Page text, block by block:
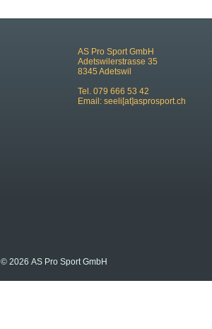
AS Pro Sport GmbH
Adetswilerstrasse 35
8345 Adetswil
Tel. 079 666 53 42
Email: seeli[at]asprosport.ch
© 2026 AS Pro Sport GmbH